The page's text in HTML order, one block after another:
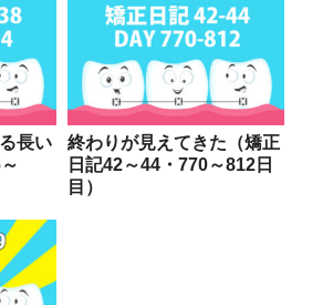
長い
終わりが見えてきた（矯正
日記42～44・770～812日
目）